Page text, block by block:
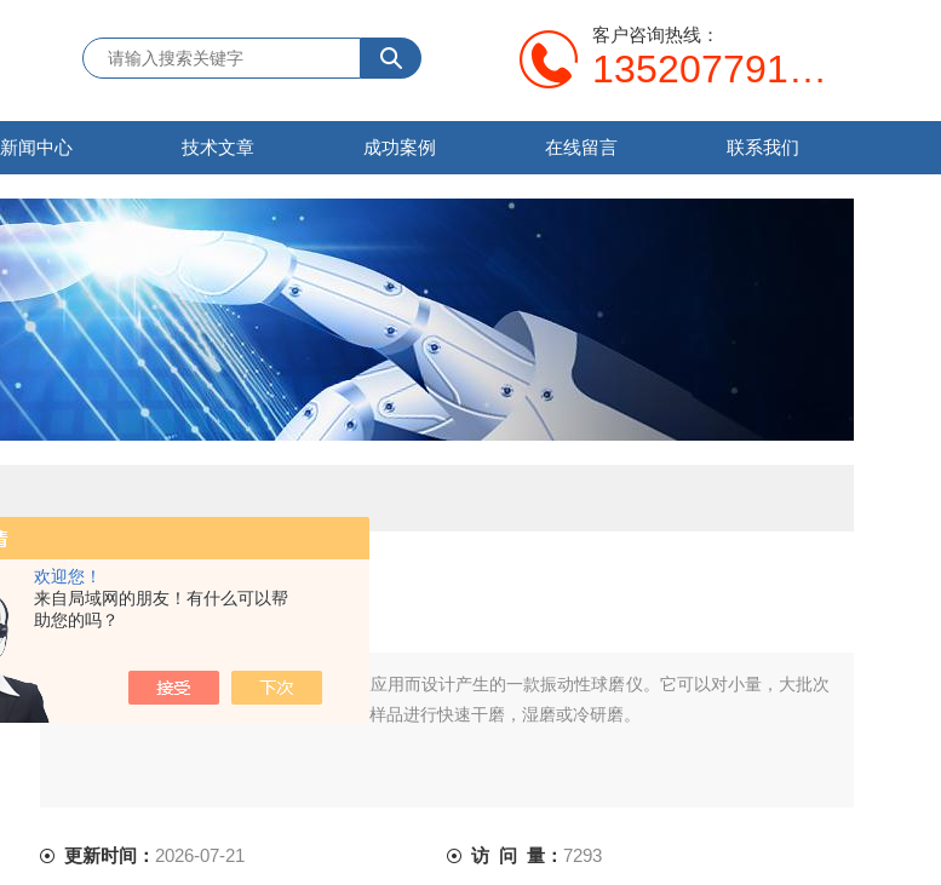
欢迎您！
来自局域网的朋友！有什么可以帮
助您的吗？
客户咨询热线：
13520779138
新闻中心 技术文章 成功案例 在线留言 联系我们
冷冻研磨仪
冷冻研磨仪是针对现代实验室应用而设计产生的一款振动性球磨仪。它可以对小量，大批次
样品，如植物，动物组织细胞以及对小样样品进行快速干磨，湿磨或冷研磨。
更新时间： 2026-07-21 访 问 量： 7293